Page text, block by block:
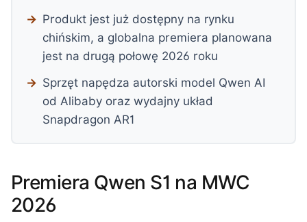
Produkt jest już dostępny na rynku
chińskim, a globalna premiera planowana
jest na drugą połowę 2026 roku
Sprzęt napędza autorski model Qwen AI
od Alibaby oraz wydajny układ
Snapdragon AR1
Premiera Qwen S1 na MWC
2026